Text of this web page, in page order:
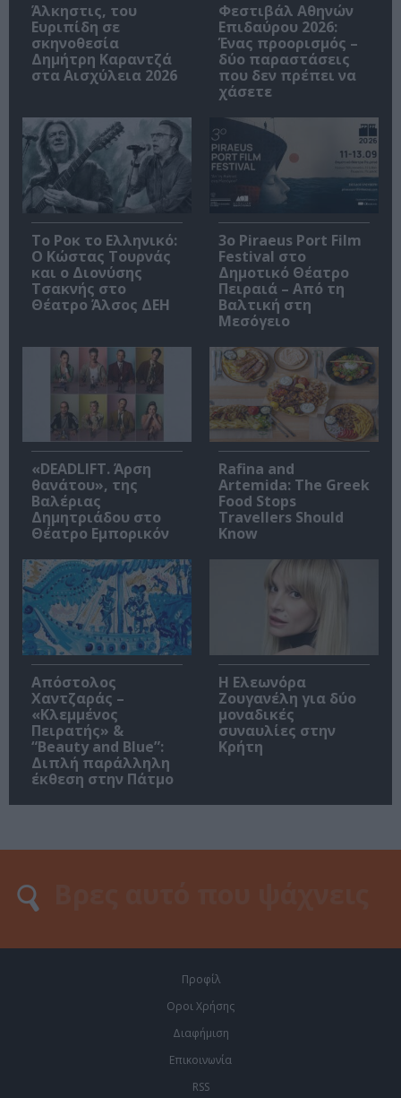
Άλκηστις, του
Ευριπίδη σε
σκηνοθεσία
Δημήτρη Καραντζά
στα Αισχύλεια 2026
Φεστιβάλ Αθηνών
Επιδαύρου 2026:
Ένας προορισμός –
δύο παραστάσεις
που δεν πρέπει να
χάσετε
Το Ροκ το Ελληνικό:
Ο Κώστας Τουρνάς
και ο Διονύσης
Τσακνής στο
Θέατρο Άλσος ΔΕΗ
3o Piraeus Port Film
Festival στο
Δημοτικό Θέατρο
Πειραιά – Από τη
Βαλτική στη
Μεσόγειο
«DEADLIFT. Άρση
θανάτου», της
Βαλέριας
Δημητριάδου στο
Θέατρο Εμπορικόν
Rafina and
Artemida: The Greek
Food Stops
Travellers Should
Know
Απόστολος
Χαντζαράς –
«Κλεμμένος
Πειρατής» &
“Beauty and Blue”:
Διπλή παράλληλη
έκθεση στην Πάτμο
Η Ελεωνόρα
Ζουγανέλη για δύο
μοναδικές
συναυλίες στην
Κρήτη
Προφίλ
Οροι Χρήσης
Διαφήμιση
Επικοινωνία
RSS